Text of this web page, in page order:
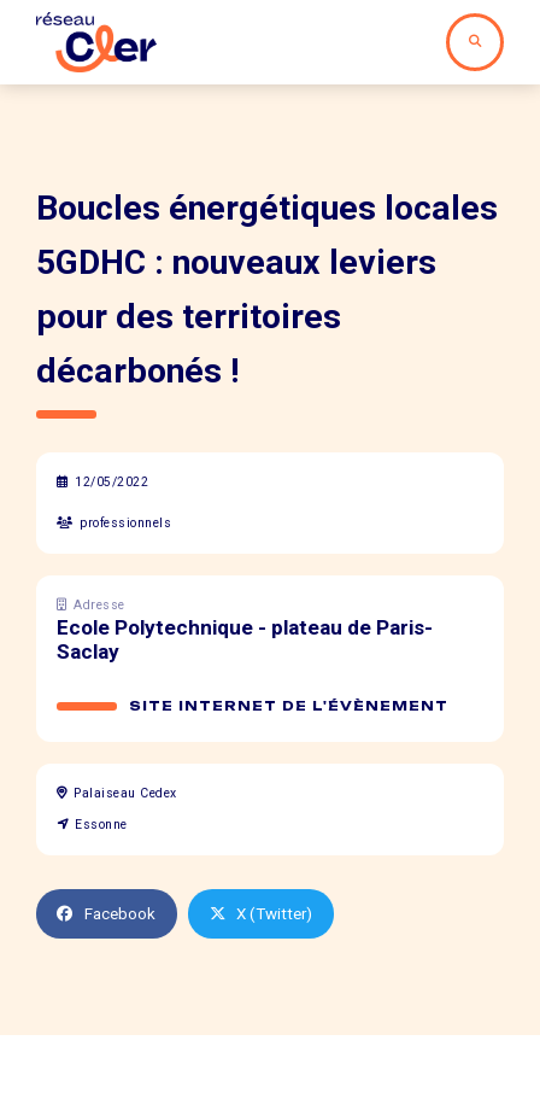
Boucles énergétiques locales
5GDHC : nouveaux leviers
pour des territoires
décarbonés !
12/05/2022
professionnels
Adresse
Ecole Polytechnique - plateau de Paris-
Saclay
SITE INTERNET DE L'ÉVÈNEMENT
Palaiseau Cedex
Essonne
Facebook X (Twitter)